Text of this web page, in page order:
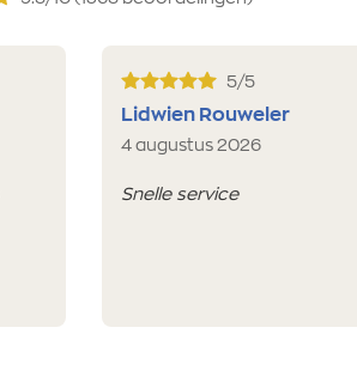
5/5
Lidwien Rouweler
4 augustus 2026
Snelle service